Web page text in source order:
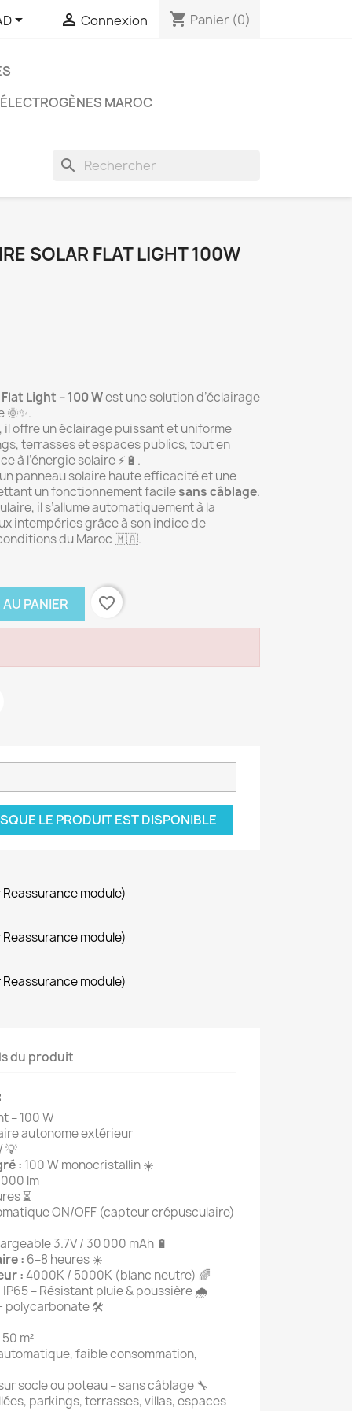
  Connexion shopping_cart Panier (0)
MAROC
search
SOLAR FLAT LIGHT 100W
Light – 100 West une solution d’éclairage
, il offre un éclairage puissant et uniforme
terrasses et espaces publics, tout en
à l’énergie solaire ⚡🔋.
panneau solaire haute efficacité et une
un fonctionnement facilesans câblage.
il s’allume automatiquement à la
intempéries grâce à son indice de
du Maroc 🇲🇦.
PANIER favorite_border
LE PRODUIT EST DISPONIBLE
module)
module)
module)
du produit
– 100 W
autonome extérieur
💡
: 100 W monocristallin ☀️
lm
⏳
ON/OFF (capteur crépusculaire)
3.7V / 30 000 mAh 🔋
: 6–8 heures ☀️
:4000K / 5000K (blanc neutre) 🌈
IP65 – Résistant pluie & poussière 🌧️
polycarbonate 🛠️
m²
faible consommation,
socle ou poteau – sans câblage 🔧
parkings, terrasses, villas, espaces